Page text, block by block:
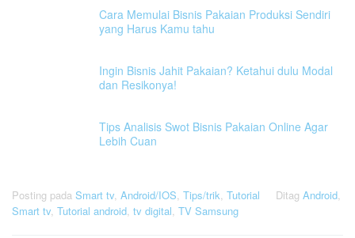
Cara Memulai Bisnis Pakaian Produksi Sendiri
yang Harus Kamu tahu
Ingin Bisnis Jahit Pakaian? Ketahui dulu Modal
dan Resikonya!
Tips Analisis Swot Bisnis Pakaian Online Agar
Lebih Cuan
Posting pada Smart tv, Android/IOS, Tips/trik, Tutorial Ditag Android,
Smart tv, Tutorial android, tv digital, TV Samsung